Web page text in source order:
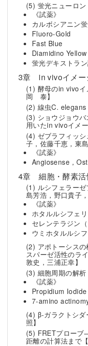
(5) 蛍光ニューロン
《試薬》
カルボシアニン
Fluoro-Gold
Fast Blue
Diamidino Yellow
蛍光デキストラ
3章 in vivoイメー
(1) 酵母のin vivo
岡 泰】
(2) 線虫C. elegans
(3) ショウジョウ
用いたin vivoイメ
(4) ゼブラフィッ
子，佐藤千恵，東島
《試薬》
Angiosense，
4章 細胞・酵素活
(1) ルシフェラー
島芳浩，野口貴子
《試薬》
ホタルルシフェ
セレンテラジン
ウミホタルルシ
(2) アポトーシス
スパーゼ活性のラ
敦史，三浦正幸】
(3) 細胞周期の解析
《試薬》
Propidium Iodide
7-amino
(4) β-ガラクトシダ
照】
(5) FRETプローブ
距離の計算法まで